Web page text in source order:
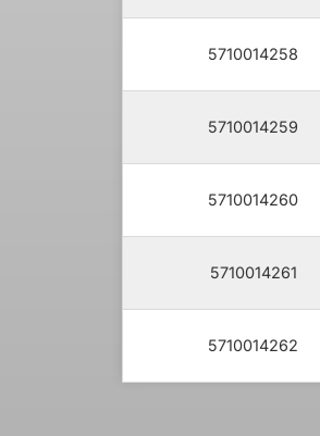
5710014258
5710014259
5710014260
5710014261
5710014262